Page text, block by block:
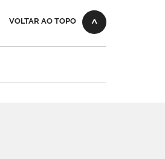
VOLTAR AO TOPO